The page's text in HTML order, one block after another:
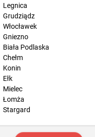
Legnica
Grudziądz
Włocławek
Gniezno
Biała Podlaska
Chełm
Konin
Ełk
Mielec
Łomża
Stargard